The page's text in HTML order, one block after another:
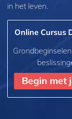
in het leven.
Online Cursus
Begin met